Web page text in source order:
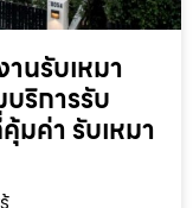
านรับเหมา
ริการรับ
มค่า รับเหมา